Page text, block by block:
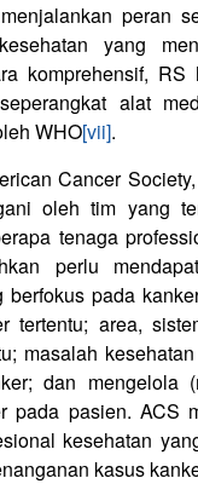
peran
yang
komprehensif, RS
alat
WHO[vii].
Cancer
oleh tim yang
tenaga
perlu
berfokus pada
tertentu; area,
masalah
dan mengelola
pada pasien. ACS
kesehatan
kasus